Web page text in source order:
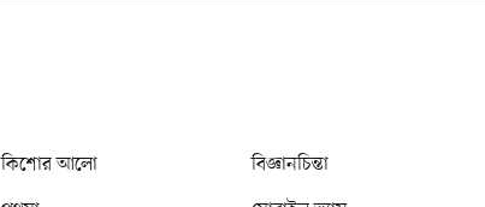
কিশোর আলো বিজ্ঞানচিন্তা